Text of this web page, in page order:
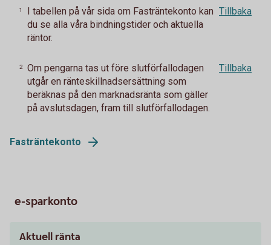
1
I tabellen på vår sida om Fasträntekonto kan
du se alla våra bindningstider och aktuella
räntor.
Tillbaka
2
Om pengarna tas ut före slutförfallodagen
utgår en ränteskillnadsersättning som
beräknas på den marknadsränta som gäller
på avslutsdagen, fram till slutförfallodagen.
Tillbaka
Fasträntekonto
e-sparkonto
Aktuell ränta